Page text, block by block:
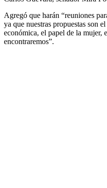
Agregó que harán “reuniones
ya que nuestras propuestas son
económica, el papel de la mujer,
encontraremos”.